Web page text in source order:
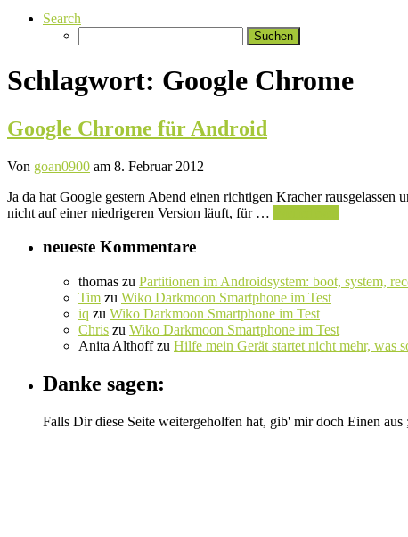
Search
nach:
Schlagwort: Google Chrome
Google Chrome für Android
Von goan0900 am 8. Februar 2012
Ja da hat Google gestern Abend einen richtigen Kracher
nicht auf einer niedrigeren Version läuft, für …
neueste Kommentare
thomas zu Partitionen im Androidsystem: boot, system,
Tim zu Wiko Darkmoon Smartphone im Test
iq zu Wiko Darkmoon Smartphone im Test
Chris zu Wiko Darkmoon Smartphone im Test
Anita Althoffzu Hilfe mein Gerät startet nicht mehr, was
Danke sagen:
Falls Dir diese Seite weitergeholfen hat, gib' mir doch Einen aus